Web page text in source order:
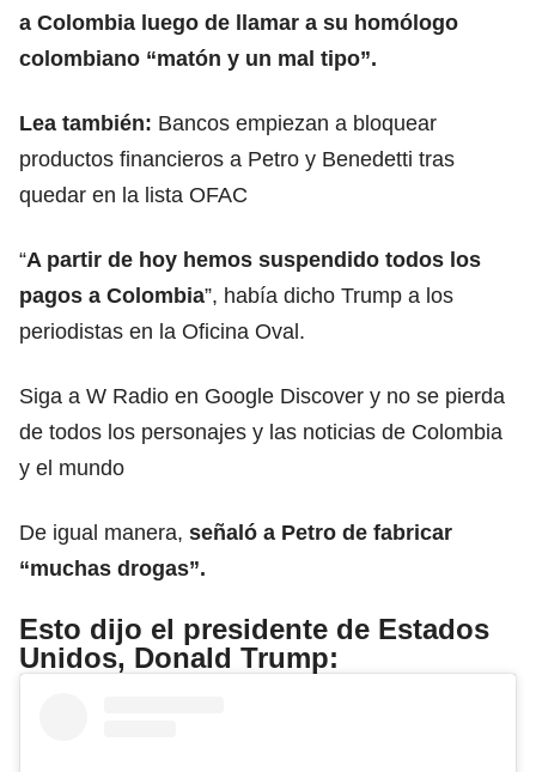
a Colombia luego de llamar a su homólogo
colombiano “matón y un mal tipo”.
Lea también: Bancos empiezan a bloquear
productos financieros a Petro y Benedetti tras
quedar en la lista OFAC
“A partir de hoy hemos suspendido todos los
pagos a Colombia”, había dicho Trump a los
periodistas en la Oficina Oval.
Siga a W Radio en Google Discover y no se pierda
de todos los personajes y las noticias de Colombia
y el mundo
De igual manera, señaló a Petro de fabricar
“muchas drogas”.
Esto dijo el presidente de Estados
Unidos, Donald Trump: